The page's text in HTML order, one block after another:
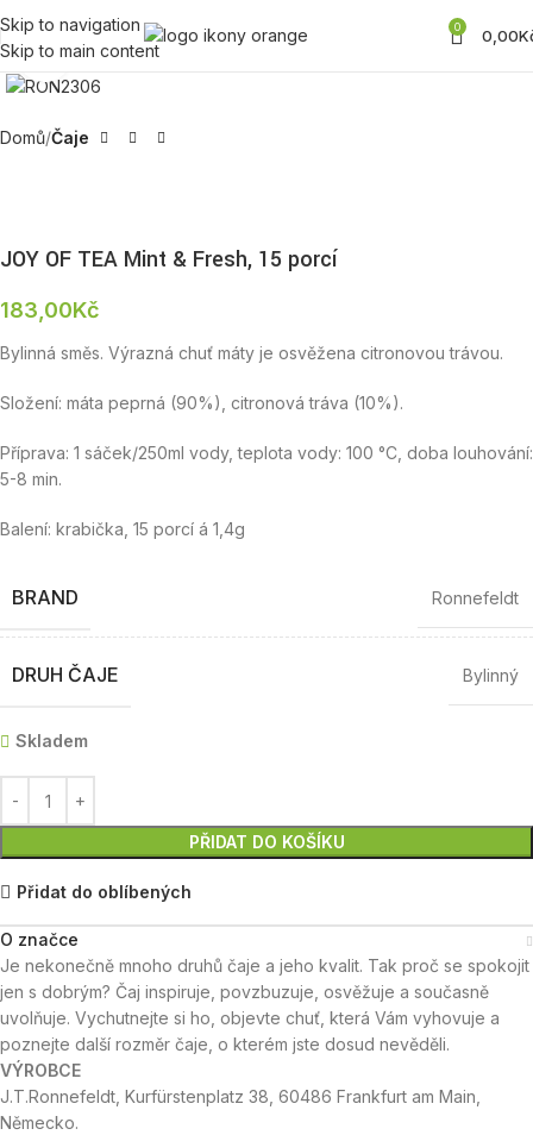
Skip to navigation
Skip to main content
0 0,00
Zobrazit produktovou fotku
Domů Čaje
JOY OF TEA Mint & Fresh, 15 porcí
183,00Kč
Bylinná směs. Výrazná chuť máty je osvěžena citronovou trávou.
Složení: máta peprná (90%), citronová tráva (10%).
Příprava: 1 sáček/250ml vody, teplota vody: 100 °C, doba louhování:
5-8 min.
Balení: krabička, 15 porcí á 1,4g
BRAND Ronnefeldt
DRUH ČAJE Bylinný
Skladem
PŘIDAT DO KOŠÍKU
Přidat do oblíbených
O značce
Je nekonečně mnoho druhů čaje a jeho kvalit. Tak proč se spokojit
jen s dobrým? Čaj inspiruje, povzbuzuje, osvěžuje a současně
uvolňuje. Vychutnejte si ho, objevte chuť, která Vám vyhovuje a
poznejte další rozměr čaje, o kterém jste dosud nevěděli.
VÝROBCE
J.T.Ronnefeldt, Kurfürstenplatz 38, 60486 Frankfurt am Main,
Německo.